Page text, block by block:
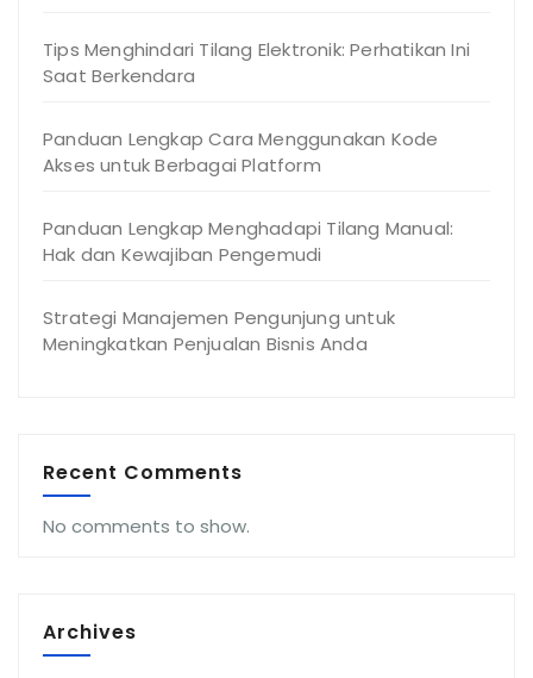
Tips Menghindari Tilang Elektronik: Perhatikan Ini
Saat Berkendara
Panduan Lengkap Cara Menggunakan Kode
Akses untuk Berbagai Platform
Panduan Lengkap Menghadapi Tilang Manual:
Hak dan Kewajiban Pengemudi
Strategi Manajemen Pengunjung untuk
Meningkatkan Penjualan Bisnis Anda
Recent Comments
No comments to show.
Archives